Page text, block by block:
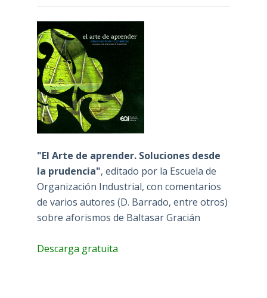
"El Arte de aprender. Soluciones desde
la prudencia", editado por la Escuela de
Organización Industrial, con comentarios
de varios autores (D. Barrado, entre otros)
sobre aforismos de Baltasar Gracián
Descarga gratuita